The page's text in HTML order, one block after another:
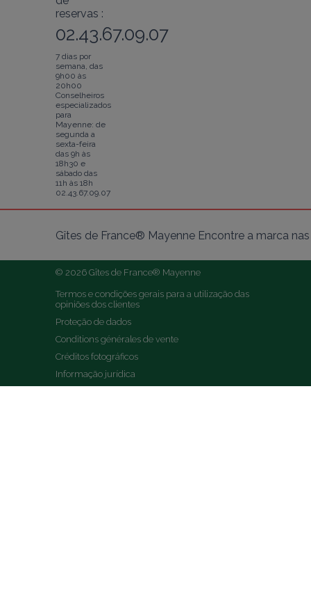
reservas :
02.43.67.09.07
7 dias por
semana, das
9h00 às
20h00
Conselheiros
especializados
para
Mayenne: de
segunda a
sexta-feira
das 9h às
18h30 e
sábado das
11h às 18h
02.43.67.09.07
Gîtes de France® Mayenne Encontre a marca
© 2026 Gîtes de France® Mayenne
Termos e condições gerais para a utilização das
opiniões dos clientes
Proteção de dados
Conditions générales de vente
Créditos fotográficos
Informação jurídica